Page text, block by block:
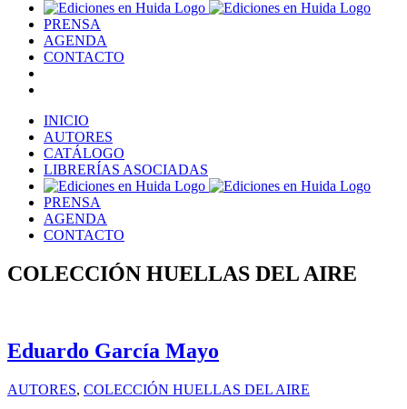
PRENSA
AGENDA
CONTACTO
INICIO
AUTORES
CATÁLOGO
LIBRERÍAS ASOCIADAS
PRENSA
AGENDA
CONTACTO
COLECCIÓN HUELLAS DEL AIRE
Eduardo García Mayo
AUTORES, COLECCIÓN HUELLAS DEL AIRE